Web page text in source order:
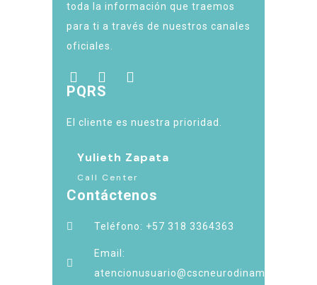
toda la información que traemos
para ti a través de nuestros canales
oficiales.
PQRS
El cliente es nuestra prioridad.
Yulieth Zapata
Call Center
Contáctenos
Teléfono: +57 318 3364363
Email:
atencionusuario@cscneurodinamia.com.co